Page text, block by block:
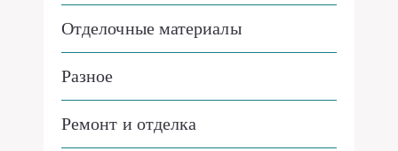
Отделочные материалы
Разное
Ремонт и отделка